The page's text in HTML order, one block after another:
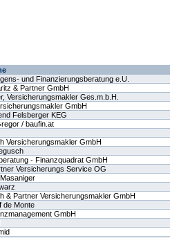
und Finanzierungsberatung e.U.
& Partner GmbH
Versicherungsmakler Ges.m.b.H.
GmbH
Felsberger KEG
/ baufin.at
Versicherungsmakler GmbH
- Finanzquadrat GmbH
Versicherungs Service OG
& Partner Versicherungsmakler GmbH
de Monte
GmbH